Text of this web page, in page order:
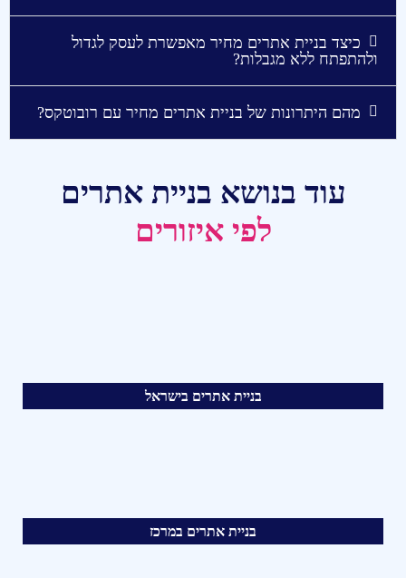
כיצד בניית אתרים מחיר מאפשרת לעסק לגדול
ולהתפתח ללא מגבלות?
מהם היתרונות של בניית אתרים מחיר עם רובוטקס?
עוד בנושא בניית אתרים
לפי איזורים
בניית אתרים בישראל
בניית אתרים במרכז